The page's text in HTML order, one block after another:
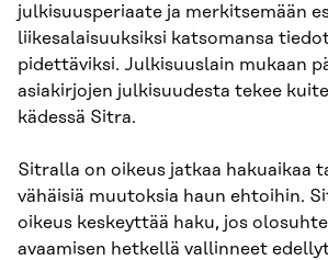
julkisuusperiaate ja merkitsemään
liikesalaisuuksiksi katsomansa
pidettäviksi. Julkisuuslain mukaan
asiakirjojen julkisuudesta tekee
kädessä Sitra.
Sitralla on oikeus jatkaa hakuaikaa
vähäisiä muutoksia haun ehtoihin.
oikeus keskeyttää haku, jos
avaamisen hetkellä vallinneet